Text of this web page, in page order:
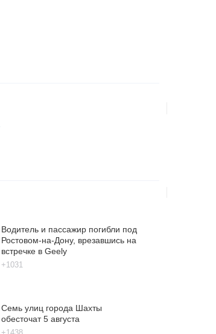
Водитель и пассажир погибли под
Ростовом-на-Дону, врезавшись на
встречке в Geely
+1031
Семь улиц города Шахты
обесточат 5 августа